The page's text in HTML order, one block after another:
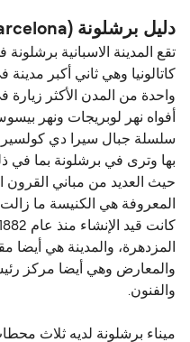
دليل برشلونة (Barcelona)
تقع المدينة الاسبانية
كاتالونيا وهي ثاني أكبر
واحدة من المدن الأكثر زيارة
أفواه نهر لوبريجات ​​ونهر
سلسلة جبال سيرا دي
بها وترى في برشلونة بما في
حيث العديد من مباني القرون
المعروفة هي الكنيسة ما زالت
المزدهرة، والمدينة هي أيضا
والمعارض وهي أيضا مركز
والفنون.
ميناء برشلونة لديه ثلاث